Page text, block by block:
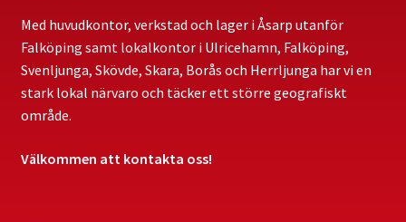
Med huvudkontor, verkstad och lager i Åsarp utanför
Falköping samt lokalkontor i Ulricehamn, Falköping,
Svenljunga, Skövde, Skara, Borås och Herrljunga har vi en
stark lokal närvaro och täcker ett större geografiskt
område.
Välkommen att kontakta oss!